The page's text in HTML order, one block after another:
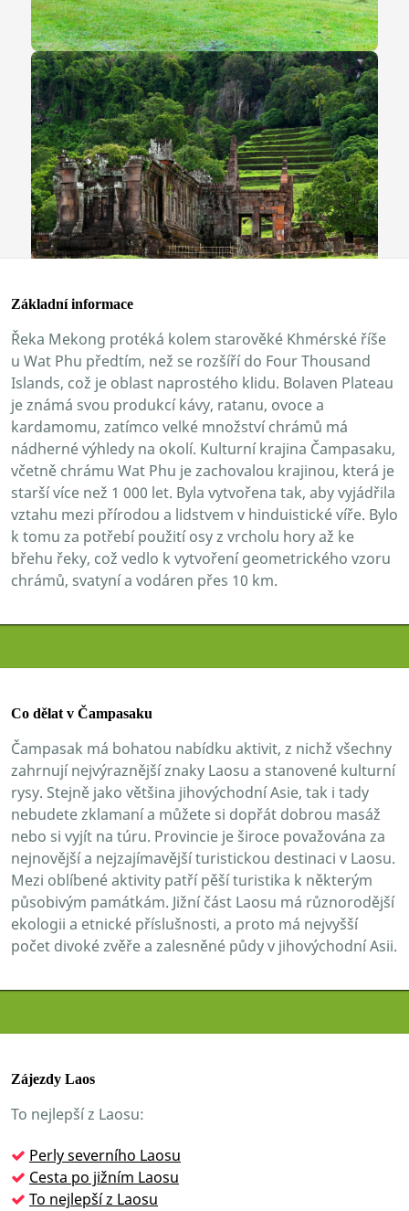
Základní informace
Řeka Mekong protéká kolem starověké Khmérské říše
u Wat Phu předtím, než se rozšíří do Four Thousand
Islands, což je oblast naprostého klidu. Bolaven Plateau
je známá svou produkcí kávy, ratanu, ovoce a
kardamomu, zatímco velké množství chrámů má
nádherné výhledy na okolí. Kulturní krajina Čampasaku,
včetně chrámu Wat Phu je zachovalou krajinou, která je
starší více než 1 000 let. Byla vytvořena tak, aby vyjádřila
vztahu mezi přírodou a lidstvem v hinduistické víře. Bylo
k tomu za potřebí použití osy z vrcholu hory až ke
břehu řeky, což vedlo k vytvoření geometrického vzoru
chrámů, svatyní a vodáren přes 10 km.
Co dělat v Čampasaku
Čampasak má bohatou nabídku aktivit, z nichž všechny
zahrnují nejvýraznější znaky Laosu a stanovené kulturní
rysy. Stejně jako většina jihovýchodní Asie, tak i tady
nebudete zklamaní a můžete si dopřát dobrou masáž
nebo si vyjít na túru. Provincie je široce považována za
nejnovější a nejzajímavější turistickou destinaci v Laosu.
Mezi oblíbené aktivity patří pěší turistika k některým
působivým památkám. Jižní část Laosu má různorodější
ekologii a etnické příslušnosti, a proto má nejvyšší
počet divoké zvěře a zalesněné půdy v jihovýchodní Asii.
Zájezdy Laos
To nejlepší z Laosu:
Perly severního Laosu
Cesta po jižním Laosu
To nejlepší z Laosu